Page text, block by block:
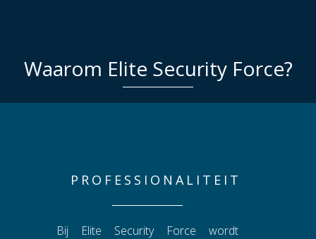
Waarom Elite Security Force?
PROFESSIONALITEIT
Bij Elite Security Force wordt